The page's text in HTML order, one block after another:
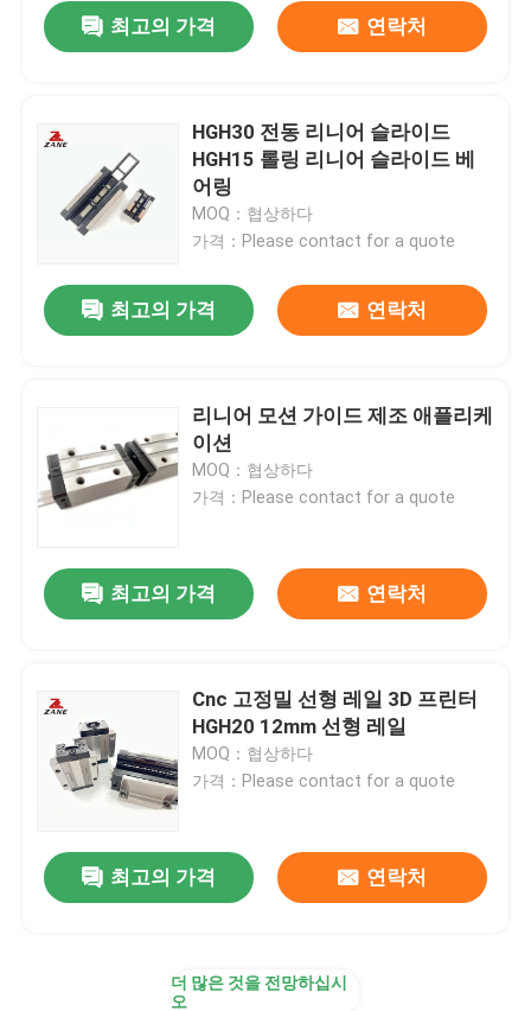
홈
회사 소개
품질 관리
연락처
뉴스
모든 케이스
최고의 가격 연락처
HGH30 전동 리니어 슬라이드
HGH15 롤링 리니어 슬라이드 베
어링
MOQ：협상하다
가격：Please contact for a quote
최고의 가격 연락처
리니어 모션 가이드 제조 애플리케
이션
MOQ：협상하다
가격：Please contact for a quote
최고의 가격 연락처
Cnc 고정밀 선형 레일 3D 프린터
HGH20 12mm 선형 레일
MOQ：협상하다
가격：Please contact for a quote
최고의 가격 연락처
더 많은 것을 전망하십시
오